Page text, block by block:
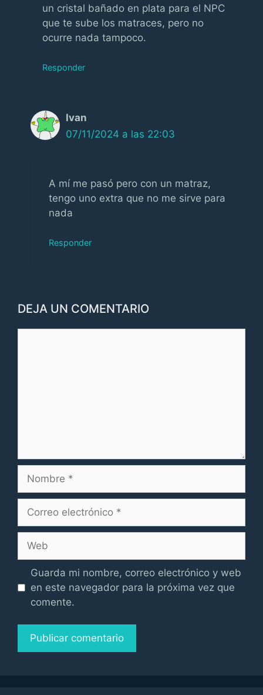
un cristal bañado en plata para el NPC
que te sube los matraces, pero no
ocurre nada tampoco.
Responder
Ivan
07/11/2024 a las 22:03
A mí me pasó pero con un matraz,
tengo uno extra que no me sirve para
nada
Responder
DEJA UN COMENTARIO
electrónico
Guarda mi nombre, correo electrónico y web
en este navegador para la próxima vez que
comente.